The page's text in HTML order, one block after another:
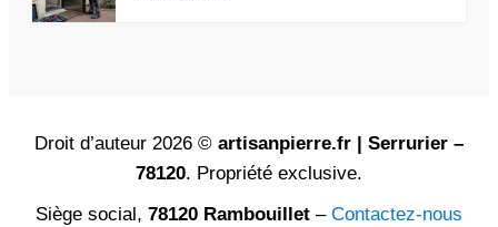
Droit d’auteur 2026 © artisanpierre.fr | Serrurier –
78120. Propriété exclusive.
Siège social, 78120 Rambouillet – Contactez-nous